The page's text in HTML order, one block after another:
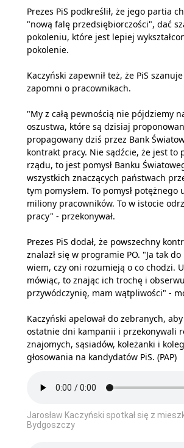
Prezes PiS podkreślił, że jego partia
"nową falę przedsiębiorczości", dać
pokoleniu, które jest lepiej
pokolenie.
Kaczyński zapewnił też, że PiS
zapomni o pracownikach.
"My z całą pewnością nie pójdziemy
oszustwa, które są dzisiaj
propagowany dziś przez Bank
kontrakt pracy. Nie sądźcie, że jest to
rządu, to jest pomysł Banku
wszystkich znaczących państwach
tym pomysłem. To pomysł potężnego
miliony pracowników. To w istocie
pracy" - przekonywał.
Prezes PiS dodał, że powszechny
znalazł się w programie PO. "Ja tak
wiem, czy oni rozumieją o co chodzi.
mówiąc, to znając ich trochę i
przywódczynię, mam wątpliwości" -
Kaczyński apelował do zebranych,
ostatnie dni kampanii i przekonywali
znajomych, sąsiadów, koleżanki i
głosowania na kandydatów PiS. (PAP)
Jarosław Kaczyński spotkał się z
Bydgoszczy